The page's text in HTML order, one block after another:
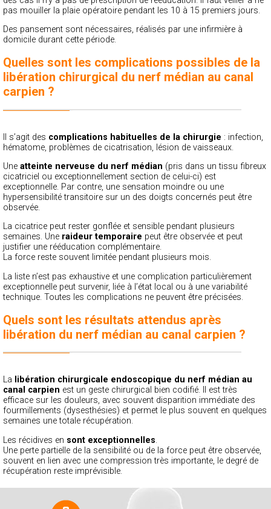
pas mouiller la plaie opératoire pendant les 10 à 15 premiers jours.
Des pansement sont nécessaires, réalisés par une infirmière à
domicile durant cette période.
Quelles sont les complications possibles de la
libération chirurgical du nerf médian au canal
carpien ?
Il s’agit des complications habituelles de la chirurgie : infection,
hématome, problèmes de cicatrisation, lésion de vaisseaux.
Une atteinte nerveuse du nerf médian (pris dans un tissu fibreux
cicatriciel ou exceptionnellement section de celui-ci) est
exceptionnelle. Par contre, une sensation moindre ou une
hypersensibilité transitoire sur un des doigts concernés peut être
observée.
La cicatrice peut rester gonflée et sensible pendant plusieurs
semaines. Une raideur temporaire peut être observée et peut
justifier une rééducation complémentaire.
La force reste souvent limitée pendant plusieurs mois.
La liste n’est pas exhaustive et une complication particulièrement
exceptionnelle peut survenir, liée à l’état local ou à une variabilité
technique. Toutes les complications ne peuvent être précisées.
Quels sont les résultats attendus après
libération du nerf médian au canal carpien ?
La libération chirurgicale endoscopique du nerf médian au
canal carpien est un geste chirurgical bien codifié. Il est très
efficace sur les douleurs, avec souvent disparition immédiate des
fourmillements (dysesthésies) et permet le plus souvent en quelques
semaines une totale récupération.
Les récidives en sont exceptionnelles.
Une perte partielle de la sensibilité ou de la force peut être observée,
souvent en lien avec une compression très importante, le degré de
récupération reste imprévisible.